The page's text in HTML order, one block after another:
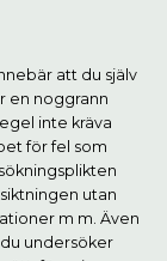
att du själv
en noggrann
inte kräva
för fel som
utan
m m. Även
undersöker